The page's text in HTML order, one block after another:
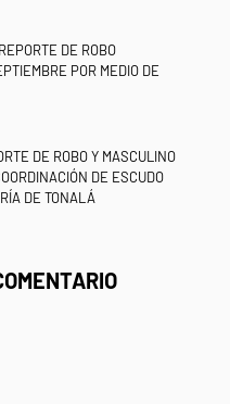
DE ROBO
POR MEDIO DE
DE ROBO Y MASCULINO
DE ESCUDO
DE TONALÁ